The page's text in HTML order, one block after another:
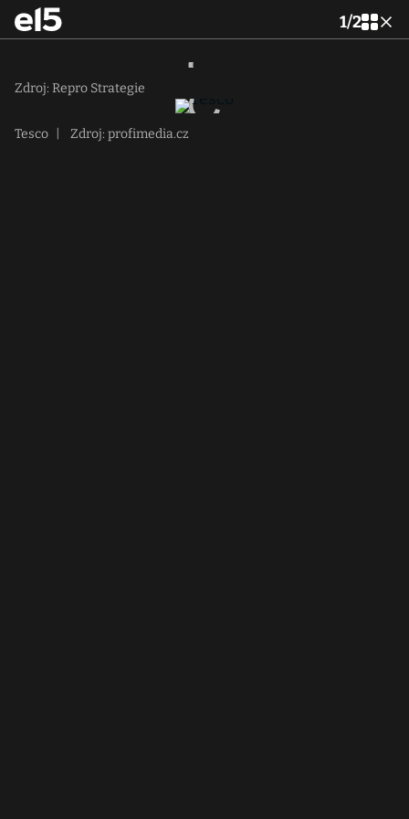
1/2
Zdroj: Repro Strategie
Tesco Zdroj: profimedia.cz